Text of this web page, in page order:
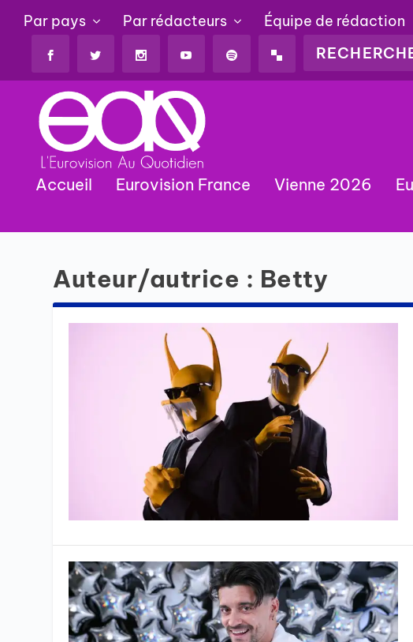
Par pays Par rédacteurs Équipe de rédaction
Accueil Eurovision France Vienne 2026
Auteur/autrice : Betty